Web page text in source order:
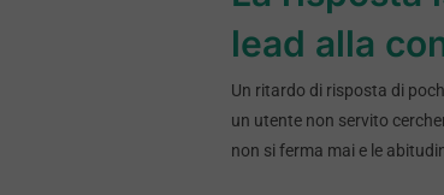
lead alla
Un ritardo di risposta di
un utente non servito
non si ferma mai e le